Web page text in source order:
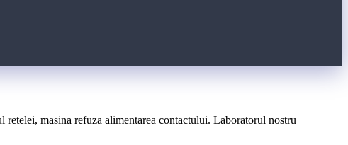
masina refuza alimentarea contactului. Laboratorul nostru